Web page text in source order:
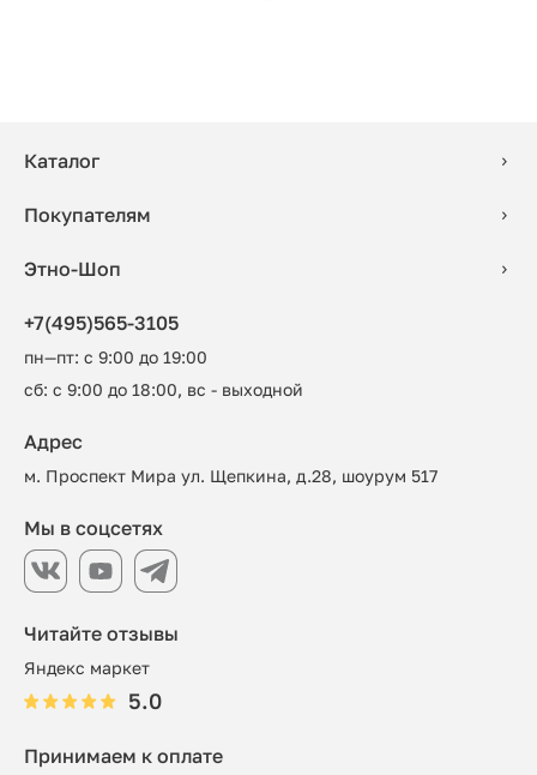
Каталог
Покупателям
Этно-Шоп
+7(495)565-3105
пн—пт: с 9:00 до 19:00
сб: с 9:00 до 18:00, вс - выходной
Читайте отзывы
Яндекс маркет
5.0
Адрес
м. Проспект Мира ул. Щепкина, д.28, шоурум 517
Принимаем к оплате
Мы в соцсетях